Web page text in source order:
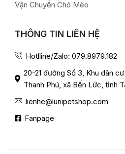
Vận Chuyển Chó Mèo
THÔNG TIN LIÊN HỆ
Hotlline/Zalo: 079.8979.182
20-21 đường Số 3, Khu dân
Thanh Phú, xã Bến Lức, tỉnh
lienhe@lunipetshop.com
Fanpage